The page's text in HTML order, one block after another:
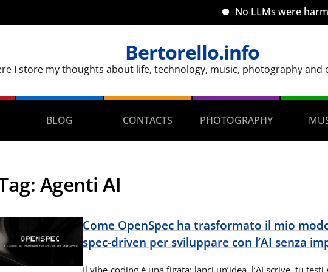
No LLMs were harmed
Bertorello.info
I store my thoughts about life, technology, music, photography and
BLOG CONTACTS PHOTOGRAPHY
Agenti AI
Come OpenSpec ha trasformato il mio
spec-driven per sviluppare con l’AI senza
Il vibe-coding è una figata: lanci un’idea, l’AI scrive, tu